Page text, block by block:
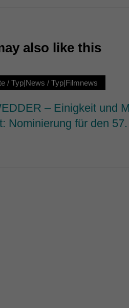
also like this
/ Typ|News / Typ|Filmnews
– Einigkeit und
Nominierung für den
und Social-Media-Plattformen werden
Cookie-Informationen